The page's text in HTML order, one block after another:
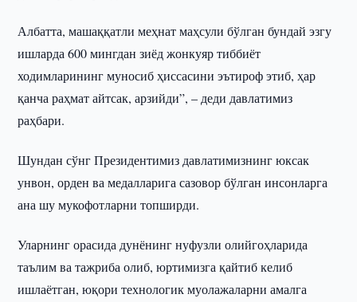
Албатта, машаққатли меҳнат маҳсули бўлган бундай эзгу
ишларда 600 мингдан зиёд жонкуяр тиббиёт
ходимларининг муносиб ҳиссасини эътироф этиб, ҳар
қанча раҳмат айтсак, арзийди”, – деди давлатимиз
раҳбари.
Шундан сўнг Президентимиз давлатимизнинг юксак
унвон, орден ва медалларига сазовор бўлган инсонларга
ана шу мукофотларни топширди.
Уларнинг орасида дунёнинг нуфузли олийгоҳларида
таълим ва тажриба олиб, юртимизга қайтиб келиб
ишлаётган, юқори технологик муолажаларни амалга